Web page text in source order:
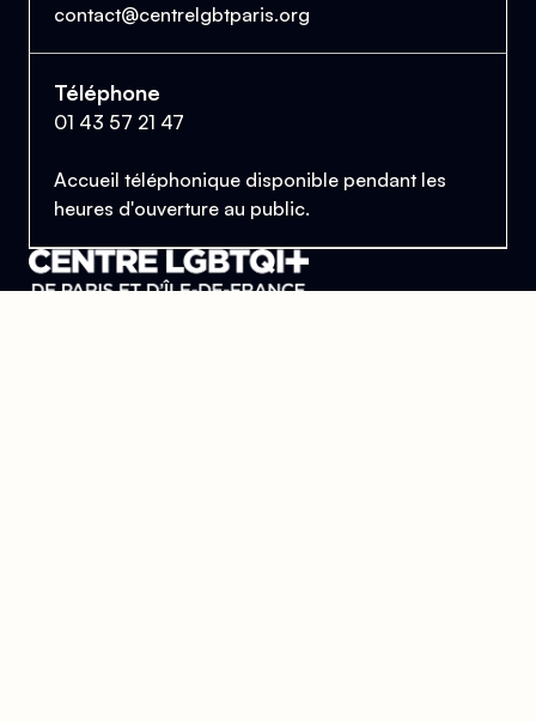
contact@centrelgbtparis.org
Téléphone
01 43 57 21 47
Accueil téléphonique disponible pendant les
heures d'ouverture au public.